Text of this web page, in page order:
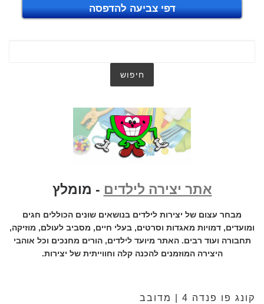
דפי צביעה להדפסה
אתר יצירה לילדים - מומלץ
מבחר עצום של יצירות לילדים בנושאים שונים הכוללים חגים
ומועדים, דמויות מאגדות וסרטים, בעלי חיים, מסביב לעולם, מוזיקה,
תחבורה ועוד רבים. האתר מיועד לילדים, הורים מחנכים וכל אוהבי
היצירה המוזמנים להכנה קלה וחווייתית של יצירות.
קונג פו פנדה 4 | מדובב